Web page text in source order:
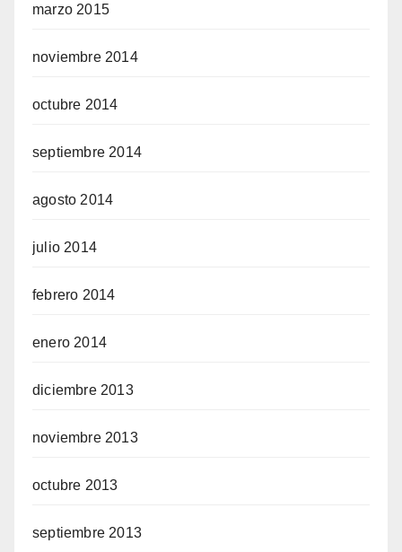
marzo 2015
noviembre 2014
octubre 2014
septiembre 2014
agosto 2014
julio 2014
febrero 2014
enero 2014
diciembre 2013
noviembre 2013
octubre 2013
septiembre 2013